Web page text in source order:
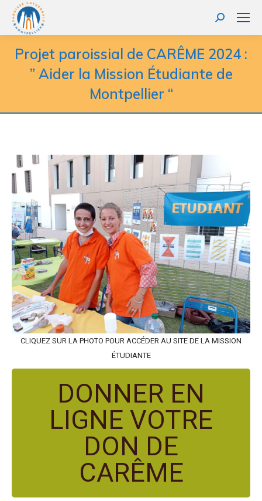
Projet paroissial de CARÊME 2024 :
” Aider la Mission Étudiante de
Montpellier “
CLIQUEZ SUR LA PHOTO POUR ACCÉDER AU SITE DE LA MISSION
ÉTUDIANTE
DONNER EN
LIGNE VOTRE
DON DE
CARÊME